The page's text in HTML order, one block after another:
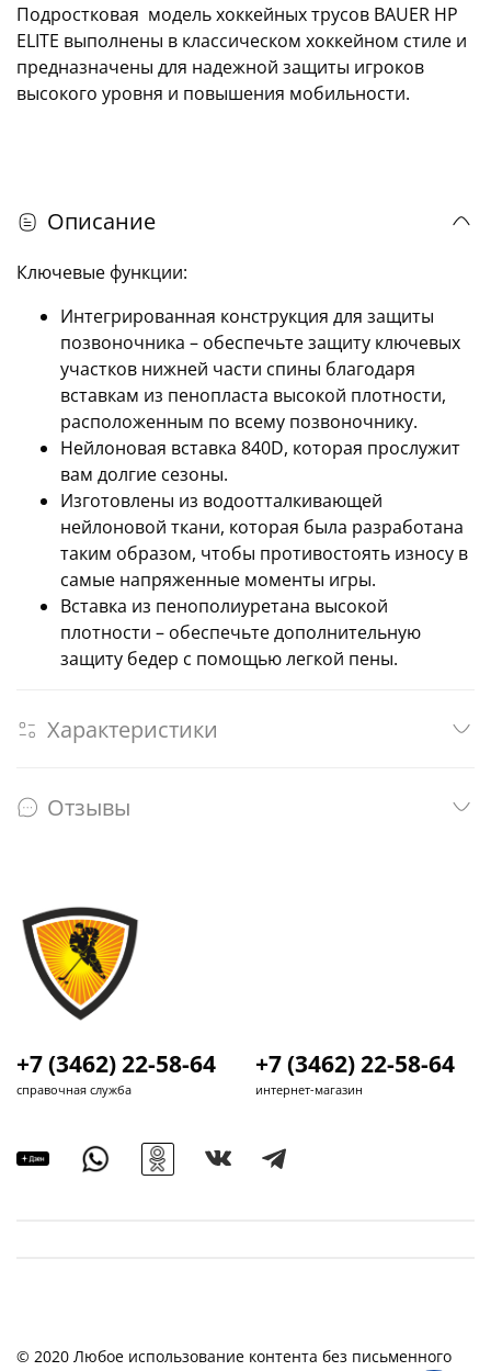
Подростковая модель хоккейных трусов BAUER HP
ELITE выполнены в классическом хоккейном стиле и
предназначены для надежной защиты игроков
высокого уровня и повышения мобильности.
Описание
Ключевые функции:
Интегрированная конструкция для защиты
позвоночника – обеспечьте защиту ключевых
участков нижней части спины благодаря
вставкам из пенопласта высокой плотности,
расположенным по всему позвоночнику.
Нейлоновая вставка 840D, которая прослужит
вам долгие сезоны.
Изготовлены из водоотталкивающей
нейлоновой ткани, которая была разработана
таким образом, чтобы противостоять износу в
самые напряженные моменты игры.
Вставка из пенополиуретана высокой
плотности – обеспечьте дополнительную
защиту бедер с помощью легкой пены.
Характеристики
Отзывы
+7 (3462) 22-58-64
справочная служба
+7 (3462) 22-58-64
интернет-магазин
© 2020 Любое использование контента без письменного